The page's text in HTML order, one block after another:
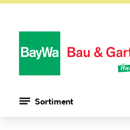
Sortiment